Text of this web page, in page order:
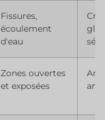
Fissures,
écoulement
d'eau
Zones ouvertes
et exposées